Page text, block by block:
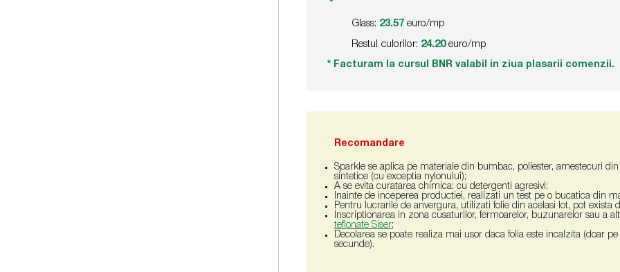
Glass: 23.57 euro/mp
Restul culorilor: 24.20 euro/mp
* Facturam la cursul BNR valabil in ziua plasarii comenzii.
Recomandare
Sparkle se aplica pe materiale din bumbac, poliester, amestecuri
sintetice (cu exceptia nylonului);
A se evita curatarea chimica: cu detergenti agresivi;
Inainte de inceperea productiei, realizati un test pe o bucatica din
Pentru lucrarile de anvergura, utilizati folie din acelasi lot, pot exista
Inscriptionarea in zona cusaturilor, fermoarelor, buzunarelor sau a
teflonate Siser;
Decolarea se poate realiza mai usor daca folia este incalzita (doar
secunde).